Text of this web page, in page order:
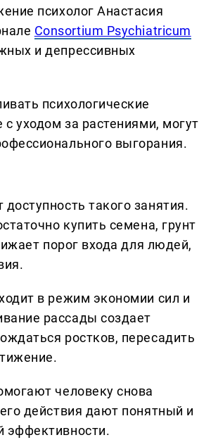
психолог Анастасия
Consortium Psychiatricum
и депрессивных
психологические
уходом за растениями, могут
выгорания.
такого занятия.
купить семена, грунт
порог входа для людей,
в режим экономии сил и
рассады создает
ростков, пересадить
человеку снова
действия дают понятный и
эффективности.